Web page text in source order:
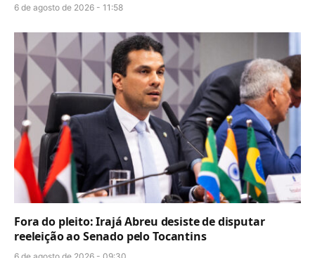
6 de agosto de 2026 - 11:58
Fora do pleito: Irajá Abreu desiste de disputar
reeleição ao Senado pelo Tocantins